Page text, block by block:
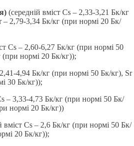
(середній вміст Cs – 2,33-3,21 Бк/кг
– 2,79-3,34 Бк/кг (при нормі 20 Бк/
Cs – 2,60-6,27 Бк/кг (при нормі 50
нормі 20 Бк/кг));
4,94 Бк/кг (при нормі 50 Бк/кг), Sr
30 Бк/кг));
– 3,33-4,73 Бк/кг (при нормі 50 Бк/
нормі 20 Бк/кг))
вміст Cs – 2,6 Бк/кг (при нормі 50 Бк/
20 Бк/кг));